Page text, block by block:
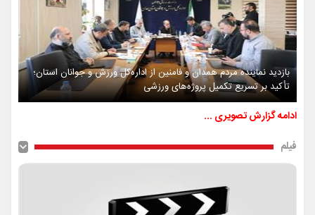
بازدید نماینده مردم همدان و فامنین از اداره‌کل ورزش و جوانان استان؛
تأکید بر تسریع تکمیل پروژه‌های ورزشی
ادامه گزارش تصویری ...
فیلم